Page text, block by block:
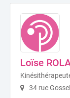
Loïse
34 rue